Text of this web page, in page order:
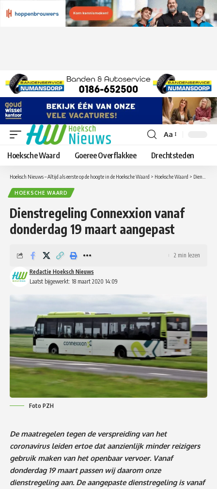
Lettergrootte
aanpassen
Aa
Hoeksche Waard Goeree Overflakkee Drechtsteden
Hoeksch Nieuws – Altijd als eerste op de hoogte in de Hoeksche Waard > Hoeksche Waard > Dienstregeling Connexxion vanaf donderdag 19 maart aangepast
HOEKSCHE WAARD
Dienstregeling Connexxion vanaf
donderdag 19 maart aangepast
Laatst bijgewerkt: 18 maart 2020 14:09
Redactie Hoeksch Nieuws
2 min lezen
Foto PZH
De maatregelen tegen de verspreiding van het
coronavirus leiden ertoe dat aanzienlijk minder reizigers
gebruik maken van het openbaar vervoer. Vanaf
donderdag 19 maart passen wij daarom onze
dienstregeling aan. De aangepaste dienstregeling is vanaf